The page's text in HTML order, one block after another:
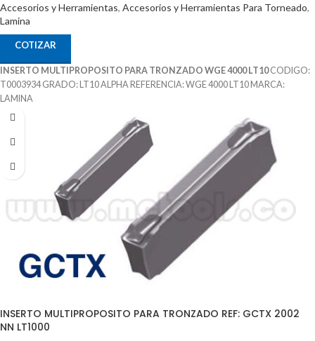
Accesorios y Herramientas, Accesorios y Herramientas Para Torneado,
Lamina
COTIZAR
INSERTO MULTIPROPOSITO PARA TRONZADO WGE 4000 LT10CODIGO:
T0003934 GRADO: LT10 ALPHA REFERENCIA: WGE 4000 LT10 MARCA:
LAMINA
INSERTO MULTIPROPOSITO PARA TRONZADO REF: GCTX 2002
NN LT1000